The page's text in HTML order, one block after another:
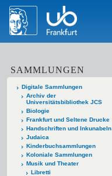
SAMMLUNGEN
Digitale Sammlungen
Archiv der
Universitätsbibliothek JCS
Biologie
Frankfurt und Seltene Drucke
Handschriften und Inkunabeln
Judaica
Kinderbuchsammlungen
Koloniale Sammlungen
Musik und Theater
Libretti